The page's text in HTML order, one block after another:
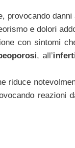
danni
e dolori
con sintomi
, all’
reazioni